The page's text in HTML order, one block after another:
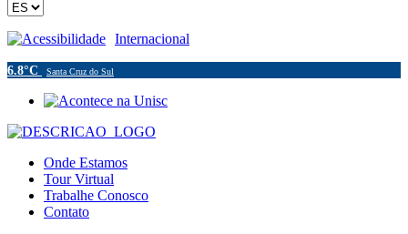
Acessibilidade Internacional
6.8°C Santa Cruz do Sul
Onde Estamos
Tour Virtual
Trabalhe Conosco
Contato